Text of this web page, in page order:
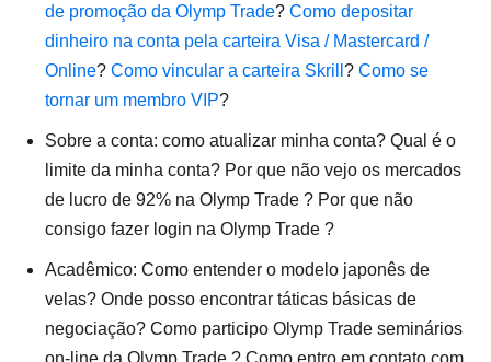
de promoção da Olymp Trade? Como depositar
dinheiro na conta pela carteira Visa / Mastercard /
Online? Como vincular a carteira Skrill ? Como se
tornar um membro VIP?
Sobre a conta: como atualizar minha conta? Qual é o
limite da minha conta? Por que não vejo os mercados
de lucro de 92% na Olymp Trade ? Por que não
consigo fazer login na Olymp Trade ?
Acadêmico: Como entender o modelo japonês de
velas? Onde posso encontrar táticas básicas de
negociação? Como participo Olymp Trade seminários
on-line da Olymp Trade ? Como entro em contato com